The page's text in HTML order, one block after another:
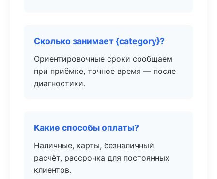
Сколько занимает {category}?
Ориентировочные сроки сообщаем
при приёмке, точное время — после
диагностики.
Какие способы оплаты?
Наличные, карты, безналичный
расчёт, рассрочка для постоянных
клиентов.